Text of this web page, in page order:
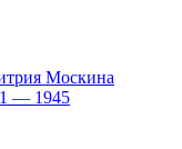
Москина
— 1945